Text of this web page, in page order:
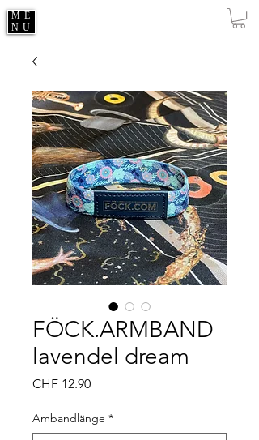
ME
NU
FÖCK.ARMBAND
lavendel dream
CHF 12.90Preis
Ambandlänge *